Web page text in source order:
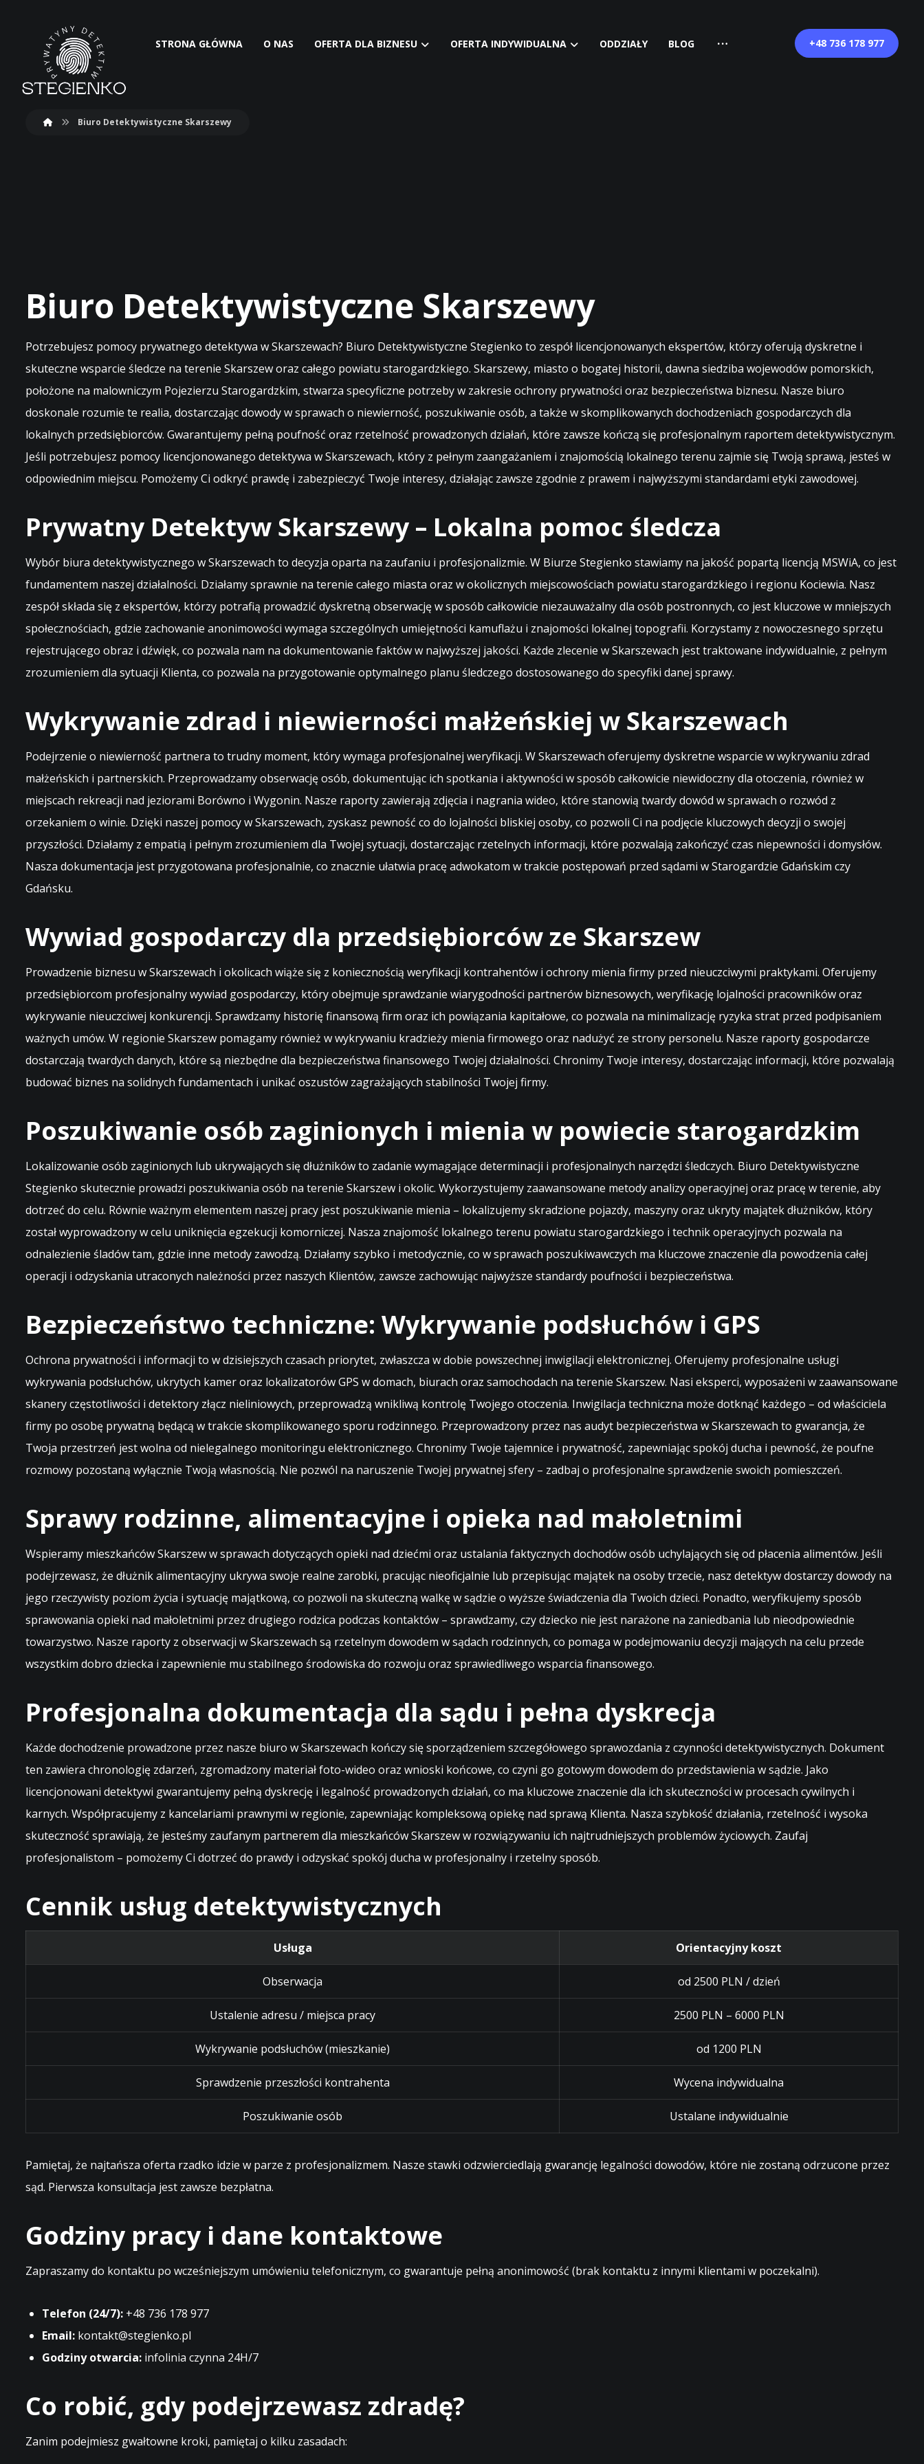
STRONA GŁÓWNA O NAS OFERTA DLA BIZNESU OFERTA INDYWIDUALNA ODDZIAŁY BLOG +48 736 178 977
Biuro Detektywistyczne Skarszewy
Biuro Detektywistyczne Skarszewy
Potrzebujesz pomocy prywatnego detektywa w Skarszewach? Biuro Detektywistyczne Stegienko to zespół licencjonowanych ekspertów, którzy oferują dyskretne i
skuteczne wsparcie śledcze na terenie Skarszew oraz całego powiatu starogardzkiego. Skarszewy, miasto o bogatej historii, dawna siedziba wojewodów pomorskich,
położone na malowniczym Pojezierzu Starogardzkim, stwarza specyficzne potrzeby w zakresie ochrony prywatności oraz bezpieczeństwa biznesu. Nasze biuro
doskonale rozumie te realia, dostarczając dowody w sprawach o niewierność, poszukiwanie osób, a także w skomplikowanych dochodzeniach gospodarczych dla
lokalnych przedsiębiorców. Gwarantujemy pełną poufność oraz rzetelność prowadzonych działań, które zawsze kończą się profesjonalnym raportem detektywistycznym.
Jeśli potrzebujesz pomocy licencjonowanego detektywa w Skarszewach, który z pełnym zaangażaniem i znajomością lokalnego terenu zajmie się Twoją sprawą, jesteś w
odpowiednim miejscu. Pomożemy Ci odkryć prawdę i zabezpieczyć Twoje interesy, działając zawsze zgodnie z prawem i najwyższymi standardami etyki zawodowej.
Prywatny Detektyw Skarszewy – Lokalna pomoc śledcza
Wybór biura detektywistycznego w Skarszewach to decyzja oparta na zaufaniu i profesjonalizmie. W Biurze Stegienko stawiamy na jakość popartą licencją MSWiA, co jest
fundamentem naszej działalności. Działamy sprawnie na terenie całego miasta oraz w okolicznych miejscowościach powiatu starogardzkiego i regionu Kociewia. Nasz
zespół składa się z ekspertów, którzy potrafią prowadzić dyskretną obserwację w sposób całkowicie niezauważalny dla osób postronnych, co jest kluczowe w mniejszych
społecznościach, gdzie zachowanie anonimowości wymaga szczególnych umiejętności kamuflażu i znajomości lokalnej topografii. Korzystamy z nowoczesnego sprzętu
rejestrującego obraz i dźwięk, co pozwala nam na dokumentowanie faktów w najwyższej jakości. Każde zlecenie w Skarszewach jest traktowane indywidualnie, z pełnym
zrozumieniem dla sytuacji Klienta, co pozwala na przygotowanie optymalnego planu śledczego dostosowanego do specyfiki danej sprawy.
Wykrywanie zdrad i niewierności małżeńskiej w Skarszewach
Podejrzenie o niewierność partnera to trudny moment, który wymaga profesjonalnej weryfikacji. W Skarszewach oferujemy dyskretne wsparcie w wykrywaniu zdrad
małżeńskich i partnerskich. Przeprowadzamy obserwację osób, dokumentując ich spotkania i aktywności w sposób całkowicie niewidoczny dla otoczenia, również w
miejscach rekreacji nad jeziorami Borówno i Wygonin. Nasze raporty zawierają zdjęcia i nagrania wideo, które stanowią twardy dowód w sprawach o rozwód z
orzekaniem o winie. Dzięki naszej pomocy w Skarszewach, zyskasz pewność co do lojalności bliskiej osoby, co pozwoli Ci na podjęcie kluczowych decyzji o swojej
przyszłości. Działamy z empatią i pełnym zrozumieniem dla Twojej sytuacji, dostarczając rzetelnych informacji, które pozwalają zakończyć czas niepewności i domysłów.
Nasza dokumentacja jest przygotowana profesjonalnie, co znacznie ułatwia pracę adwokatom w trakcie postępowań przed sądami w Starogardzie Gdańskim czy
Gdańsku.
Wywiad gospodarczy dla przedsiębiorców ze Skarszew
Prowadzenie biznesu w Skarszewach i okolicach wiąże się z koniecznością weryfikacji kontrahentów i ochrony mienia firmy przed nieuczciwymi praktykami. Oferujemy
przedsiębiorcom profesjonalny wywiad gospodarczy, który obejmuje sprawdzanie wiarygodności partnerów biznesowych, weryfikację lojalności pracowników oraz
wykrywanie nieuczciwej konkurencji. Sprawdzamy historię finansową firm oraz ich powiązania kapitałowe, co pozwala na minimalizację ryzyka strat przed podpisaniem
ważnych umów. W regionie Skarszew pomagamy również w wykrywaniu kradzieży mienia firmowego oraz nadużyć ze strony personelu. Nasze raporty gospodarcze
dostarczają twardych danych, które są niezbędne dla bezpieczeństwa finansowego Twojej działalności. Chronimy Twoje interesy, dostarczając informacji, które pozwalają
budować biznes na solidnych fundamentach i unikać oszustów zagrażających stabilności Twojej firmy.
Poszukiwanie osób zaginionych i mienia w powiecie starogardzkim
Lokalizowanie osób zaginionych lub ukrywających się dłużników to zadanie wymagające determinacji i profesjonalnych narzędzi śledczych. Biuro Detektywistyczne
Stegienko skutecznie prowadzi poszukiwania osób na terenie Skarszew i okolic. Wykorzystujemy zaawansowane metody analizy operacyjnej oraz pracę w terenie, aby
dotrzeć do celu. Równie ważnym elementem naszej pracy jest poszukiwanie mienia – lokalizujemy skradzione pojazdy, maszyny oraz ukryty majątek dłużników, który
został wyprowadzony w celu uniknięcia egzekucji komorniczej. Nasza znajomość lokalnego terenu powiatu starogardzkiego i technik operacyjnych pozwala na
odnalezienie śladów tam, gdzie inne metody zawodzą. Działamy szybko i metodycznie, co w sprawach poszukiwawczych ma kluczowe znaczenie dla powodzenia całej
operacji i odzyskania utraconych należności przez naszych Klientów, zawsze zachowując najwyższe standardy poufności i bezpieczeństwa.
Bezpieczeństwo techniczne: Wykrywanie podsłuchów i GPS
Ochrona prywatności i informacji to w dzisiejszych czasach priorytet, zwłaszcza w dobie powszechnej inwigilacji elektronicznej. Oferujemy profesjonalne usługi
wykrywania podsłuchów, ukrytych kamer oraz lokalizatorów GPS w domach, biurach oraz samochodach na terenie Skarszew. Nasi eksperci, wyposażeni w zaawansowane
skanery częstotliwości i detektory złącz nieliniowych, przeprowadzą wnikliwą kontrolę Twojego otoczenia. Inwigilacja techniczna może dotknąć każdego – od właściciela
firmy po osobę prywatną będącą w trakcie skomplikowanego sporu rodzinnego. Przeprowadzony przez nas audyt bezpieczeństwa w Skarszewach to gwarancja, że
Twoja przestrzeń jest wolna od nielegalnego monitoringu elektronicznego. Chronimy Twoje tajemnice i prywatność, zapewniając spokój ducha i pewność, że poufne
rozmowy pozostaną wyłącznie Twoją własnością. Nie pozwól na naruszenie Twojej prywatnej sfery – zadbaj o profesjonalne sprawdzenie swoich pomieszczeń.
Sprawy rodzinne, alimentacyjne i opieka nad małoletnimi
Wspieramy mieszkańców Skarszew w sprawach dotyczących opieki nad dziećmi oraz ustalania faktycznych dochodów osób uchylających się od płacenia alimentów. Jeśli
podejrzewasz, że dłużnik alimentacyjny ukrywa swoje realne zarobki, pracując nieoficjalnie lub przepisując majątek na osoby trzecie, nasz detektyw dostarczy dowody na
jego rzeczywisty poziom życia i sytuację majątkową, co pozwoli na skuteczną walkę w sądzie o wyższe świadczenia dla Twoich dzieci. Ponadto, weryfikujemy sposób
sprawowania opieki nad małoletnimi przez drugiego rodzica podczas kontaktów – sprawdzamy, czy dziecko nie jest narażone na zaniedbania lub nieodpowiednie
towarzystwo. Nasze raporty z obserwacji w Skarszewach są rzetelnym dowodem w sądach rodzinnych, co pomaga w podejmowaniu decyzji mających na celu przede
wszystkim dobro dziecka i zapewnienie mu stabilnego środowiska do rozwoju oraz sprawiedliwego wsparcia finansowego.
Profesjonalna dokumentacja dla sądu i pełna dyskrecja
Każde dochodzenie prowadzone przez nasze biuro w Skarszewach kończy się sporządzeniem szczegółowego sprawozdania z czynności detektywistycznych. Dokument
ten zawiera chronologię zdarzeń, zgromadzony materiał foto-wideo oraz wnioski końcowe, co czyni go gotowym dowodem do przedstawienia w sądzie. Jako
licencjonowani detektywi gwarantujemy pełną dyskrecję i legalność prowadzonych działań, co ma kluczowe znaczenie dla ich skuteczności w procesach cywilnych i
karnych. Współpracujemy z kancelariami prawnymi w regionie, zapewniając kompleksową opiekę nad sprawą Klienta. Nasza szybkość działania, rzetelność i wysoka
skuteczność sprawiają, że jesteśmy zaufanym partnerem dla mieszkańców Skarszew w rozwiązywaniu ich najtrudniejszych problemów życiowych. Zaufaj
profesjonalistom – pomożemy Ci dotrzeć do prawdy i odzyskać spokój ducha w profesjonalny i rzetelny sposób.
Cennik usług detektywistycznych
Usługa Orientacyjny koszt
Obserwacja od 2500 PLN / dzień
Ustalenie adresu / miejsca pracy 2500 PLN – 6000 PLN
Wykrywanie podsłuchów (mieszkanie) od 1200 PLN
Sprawdzenie przeszłości kontrahenta Wycena indywidualna
Poszukiwanie osób Ustalane indywidualnie
Pamiętaj, że najtańsza oferta rzadko idzie w parze z profesjonalizmem. Nasze stawki odzwierciedlają gwarancję legalności dowodów, które nie zostaną odrzucone przez
sąd. Pierwsza konsultacja jest zawsze bezpłatna.
Godziny pracy i dane kontaktowe
Zapraszamy do kontaktu po wcześniejszym umówieniu telefonicznym, co gwarantuje pełną anonimowość (brak kontaktu z innymi klientami w poczekalni).
Telefon (24/7): +48 736 178 977
Email: kontakt@stegienko.pl
Godziny otwarcia: infolinia czynna 24H/7
Co robić, gdy podejrzewasz zdradę?
Zanim podejmiesz gwałtowne kroki, pamiętaj o kilku zasadach: